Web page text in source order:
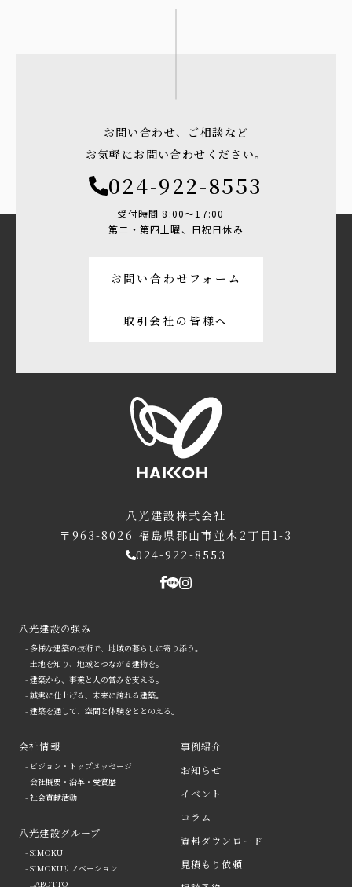
八光建設の強み
arrow
会社情報
八光建設グループ
arrow
arrow
よくある質問
お問い合わせ
資料ダウンロード
お問い合わせ、ご相談など
お気軽にお問い合わせください。
024-922-8553
受付時間 8:00〜17:00
第二・第四土曜、日祝日休み
お問い合わせフォーム
取引会社の皆様へ
八光建設株式会社
〒963-8026 福島県郡山市並木2丁目1-3
024-922-8553
八光建設の強み
- 多様な建築の技術で、地域の暮らしに寄り添う。
- 土地を知り、地域とつながる建物を。
- 建築から、事業と人の営みを支える。
- 誠実に仕上げる、未来に誇れる建築。
- 建築を通して、空間と体験をととのえる。
会社情報
- ビジョン・トップメッセージ
- 会社概要・沿革・受賞歴
- 社会貢献活動
八光建設グループ
- SIMOKU
- SIMOKUリノベーション
- LABOTTO
事例紹介
お知らせ
イベント
コラム
資料ダウンロード
見積もり依頼